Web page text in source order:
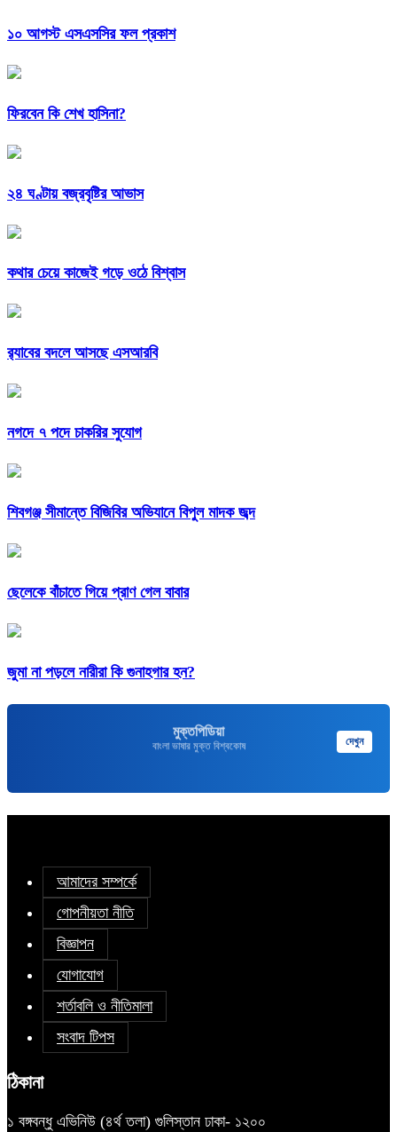
১০ আগস্ট এসএসসির ফল প্রকাশ
ফিরবেন কি শেখ হাসিনা?
২৪ ঘণ্টায় বজ্রবৃষ্টির আভাস
কথার চেয়ে কাজেই গড়ে ওঠে বিশ্বাস
র‍্যাবের বদলে আসছে এসআরবি
নগদে ৭ পদে চাকরির সুযোগ
শিবগঞ্জ সীমান্তে বিজিবির অভিযানে বিপুল মাদক জব্দ
ছেলেকে বাঁচাতে গিয়ে প্রাণ গেল বাবার
জুমা না পড়লে নারীরা কি গুনাহগার হন?
মুক্তপিডিয়া
বাংলা ভাষার মুক্ত বিশ্বকোষ দেখুন
আমাদের সম্পর্কে
গোপনীয়তা নীতি
বিজ্ঞাপন
যোগাযোগ
শর্তাবলি ও নীতিমালা
সংবাদ টিপস
ঠিকানা
১ বঙ্গবন্ধু এভিনিউ (৪র্থ তলা) গুলিস্তান ঢাকা- ১২০০